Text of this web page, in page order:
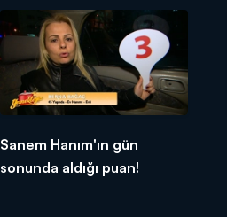
Sanem Hanım'ın gün
sonunda aldığı puan!